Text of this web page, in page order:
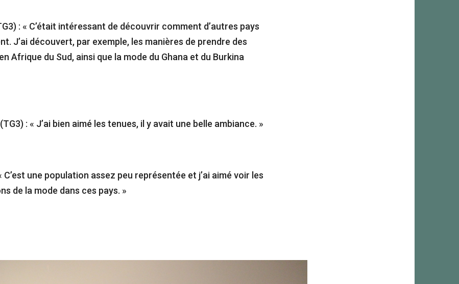
: « C’était intéressant de découvrir comment d’autres pays
J’ai découvert, par exemple, les manières de prendre des
Afrique du Sud, ainsi que la mode du Ghana et du Burkina
: « J’ai bien aimé les tenues, il y avait une belle ambiance. »
C’est une population assez peu représentée et j’ai aimé voir les
de la mode dans ces pays. »